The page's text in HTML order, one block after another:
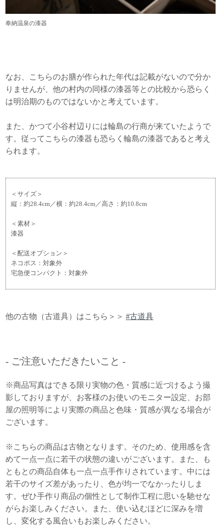
奉納温泉の漆器
なお、こちらのお膳が作られた年代は記載がないので分か
りませんが、他の村内の同様の漆器等との比較から恐らく
は明治期のものではないかと考えています。
また、かつて小谷村辺りには輪島の行商が来ていたようで
す。従ってこちらの漆器も恐らく輪島の漆器であると考え
られます。
＜サイズ＞
縦：約28.4cm／横：約28.4cm／高さ：約10.8cm
＜素材＞
漆器
＜配送オプション＞
ネコポス：対象外
宅急便コンパクト：対象外
他の古物（古道具）はこちら＞＞#古道具
- ご注意いただきたいこと -
※商品写真はできる限り実物の色・質感に近づけるよう撮
影しておりますが、お客様のお使いのモニター設定、お部
屋の照明等により実際の商品と色味・質感が異なる場合が
ございます。
※こちらの商品は古物となります。そのため、使用感を含
めて一点一点に若干の状態の違いがございます。また、も
ともとの商品自体も一点一点手作りされています。中には
若干のサイズ差があったり、色が均一でなかったりしま
す。ぜひ手作り商品の個性として制作工程に思いを馳せな
がらお楽しみください。また、使い込むほどに深みを増
し、変化する風合いもお楽しみください。